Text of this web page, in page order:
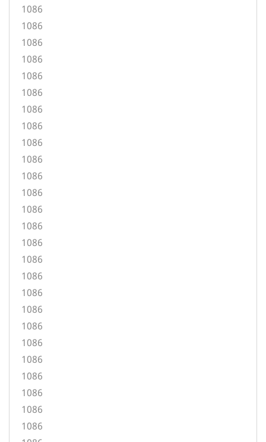
1086
1086
1086
1086
1086
1086
1086
1086
1086
1086
1086
1086
1086
1086
1086
1086
1086
1086
1086
1086
1086
1086
1086
1086
1086
1086